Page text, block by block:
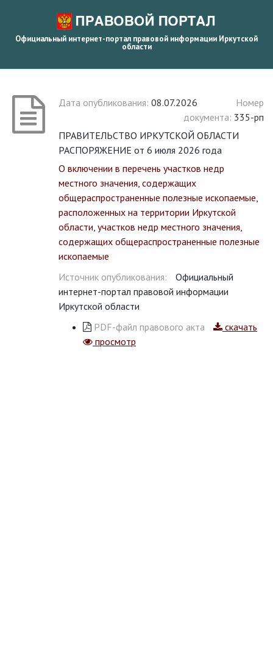
Официальный интернет-портал правовой информации Иркутской
области
Дата опубликования: 08.07.2026
Номер
документа: 335-рп
ПРАВИТЕЛЬСТВО ИРКУТСКОЙ ОБЛАСТИ
РАСПОРЯЖЕНИЕ от 6 июля 2026 года
О включении в перечень участков недр
местного значения, содержащих
общераспространенные полезные ископаемые,
расположенных на территории Иркутской
области, участков недр местного значения,
содержащих общераспространенные полезные
ископаемые
Источник опубликования:
Официальный
интернет-портал правовой информации
Иркутской области
PDF-файл правового акта
скачать
просмотр